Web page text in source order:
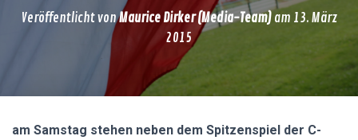
Veröffentlicht vonMaurice Dirker (Media-Team)am 13. März
2015
am Samstag stehen neben dem Spitzenspiel der C-